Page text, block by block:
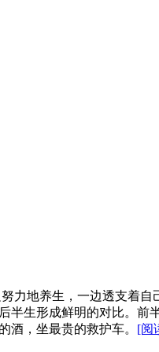
力地养生，一边透支着
半生形成鲜明的对比。前
酒，坐最贵的救护车。 [阅